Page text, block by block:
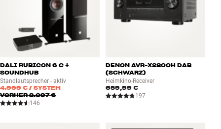
DALI RUBICON 6 C +
SOUNDHUB
Standlautsprecher - aktiv
4.999 € / SYSTEM
VORHER8.097 €
146
DENON AVR-X2800H DAB
(SCHWARZ)
Heimkino-Receiver
659,99 €
197